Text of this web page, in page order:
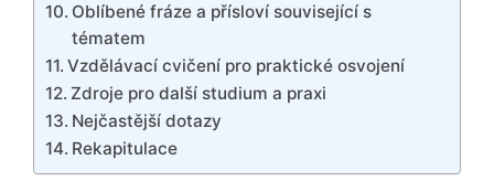
Oblíbené fráze a přísloví související s
tématem
Vzdělávací cvičení pro praktické osvojení
Zdroje pro další studium a praxi
Nejčastější dotazy
Rekapitulace